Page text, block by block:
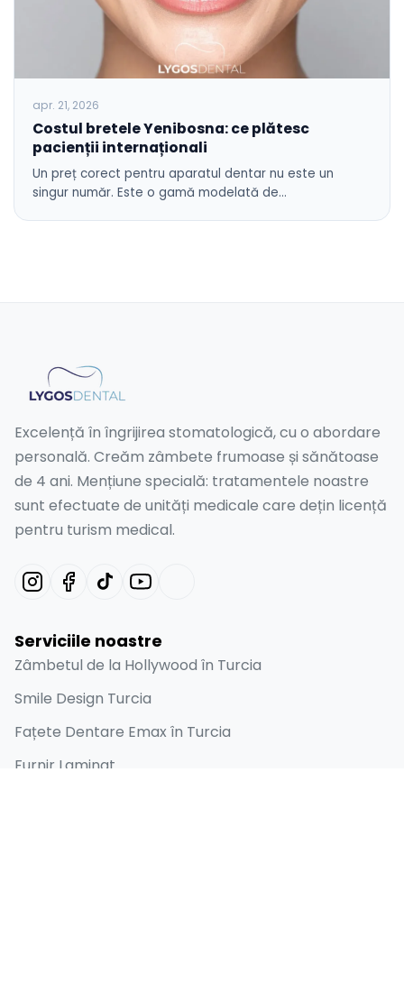
apr. 21, 2026
Costul bretele Yenibosna: ce plătesc
pacienții internaționali
Un preț corect pentru aparatul dentar nu este un
singur număr. Este o gamă modelată de…
Excelență în îngrijirea stomatologică, cu o abordare
personală. Creăm zâmbete frumoase și sănătoase
de 4 ani. Mențiune specială: tratamentele noastre
sunt efectuate de unități medicale care dețin licență
pentru turism medical.
Serviciile noastre
Zâmbetul de la Hollywood în Turcia
Smile Design Turcia
Fațete Dentare Emax în Turcia
Furnir Laminat